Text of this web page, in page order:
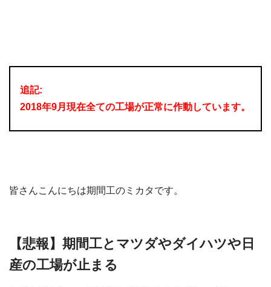
追記:
2018年9月現在全ての工場が正常に作動しています。
皆さんこんにちは期間工のミカタです。
【悲報】期間工とマツダやダイハツや日
産の工場が止まる